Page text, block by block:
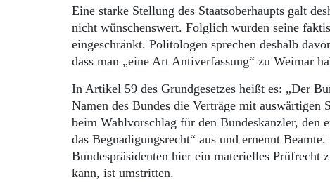
Eine starke Stellung des Staatsoberhaupts galt
nicht wünschenswert. Folglich wurden seine
eingeschränkt. Politologen sprechen deshalb
dass man „eine Art Antiverfassung“ zu Weimar
In Artikel 59 des Grundgesetzes heißt es: „Der
Namen des Bundes die Verträge mit
beim Wahlvorschlag für den Bundeskanzler,
das Begnadigungsrecht“ aus und ernennt
Bundespräsidenten hier ein materielles
kann, ist umstritten.